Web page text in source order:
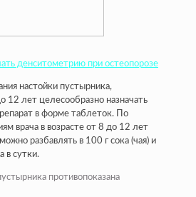
денситометрию при остеопорозе
настойки пустырника,
12 лет целесообразно назначать
в форме таблеток. По
врача в возрасте от 8 до 12 лет
разбавлять в 100 г сока (чая) и
в сутки.
противопоказана